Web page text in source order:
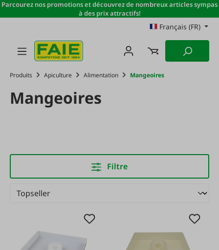
Passer au contenu principal
Parcourez nos promotions et découvrez de nombreux articles sympas
à des prix attractifs!
Français (FR)
Produits Apiculture Alimentation Mangeoires
Mangeoires
Filtre